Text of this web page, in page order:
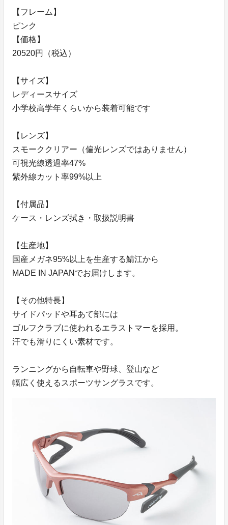
【フレーム】
ピンク
【価格】
20520円（税込）
【サイズ】
レディースサイズ
小学校高学年くらいから装着可能です
【レンズ】
スモーククリアー（偏光レンズではありません）
可視光線透過率47%
紫外線カット率99%以上
【付属品】
ケース・レンズ拭き・取扱説明書
【生産地】
国産メガネ95%以上を生産する鯖江から
MADE IN JAPANでお届けします。
【その他特長】
サイドパッドや耳あて部には
ゴルフクラブに使われるエラストマーを採用。
汗でも滑りにくい素材です。
ランニングから自転車や野球、登山など
幅広く使えるスポーツサングラスです。